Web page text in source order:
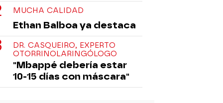
MUCHA CALIDAD
Ethan Balboa ya destaca
DR. CASQUEIRO, EXPERTO
OTORRINOLARINGÓLOGO
"Mbappé debería estar
10-15 días con máscara"